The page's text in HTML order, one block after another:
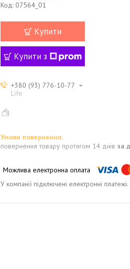
Код: 07564_01
Купити
Купити з
+380 (93) 776-10-77
Life
повернення товару протягом 14 днів за
У компанії підключені електронні